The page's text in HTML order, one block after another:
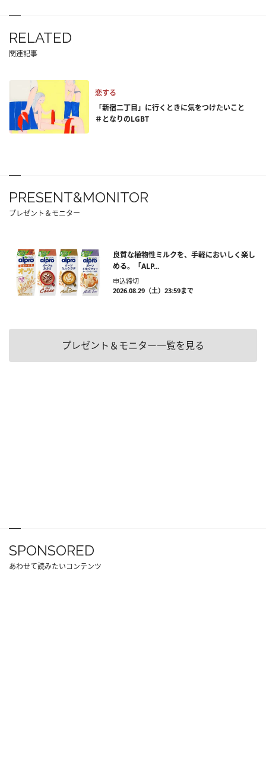
RELATED
関連記事
恋する
「新宿二丁目」に行くときに気をつけたいこと
＃となりのLGBT
PRESENT&MONITOR
プレゼント＆モニター
良質な植物性ミルクを、手軽においしく楽し
める。「ALP...
申込締切
2026.08.29（土）23:59まで
プレゼント＆モニター一覧を見る
SPONSORED
あわせて読みたいコンテンツ